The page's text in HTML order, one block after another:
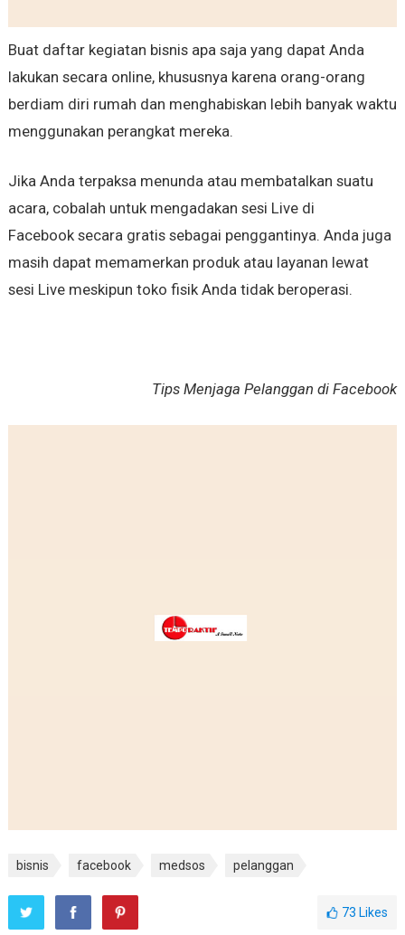
Buat daftar kegiatan bisnis apa saja yang dapat Anda
lakukan secara online, khususnya karena orang-orang
berdiam diri rumah dan menghabiskan lebih banyak waktu
menggunakan perangkat mereka.
Jika Anda terpaksa menunda atau membatalkan suatu
acara, cobalah untuk mengadakan sesi Live di
Facebook secara gratis sebagai penggantinya. Anda juga
masih dapat memamerkan produk atau layanan lewat
sesi Live meskipun toko fisik Anda tidak beroperasi.
Tips Menjaga Pelanggan di Facebook
bisnis facebook medsos pelanggan
73 Likes